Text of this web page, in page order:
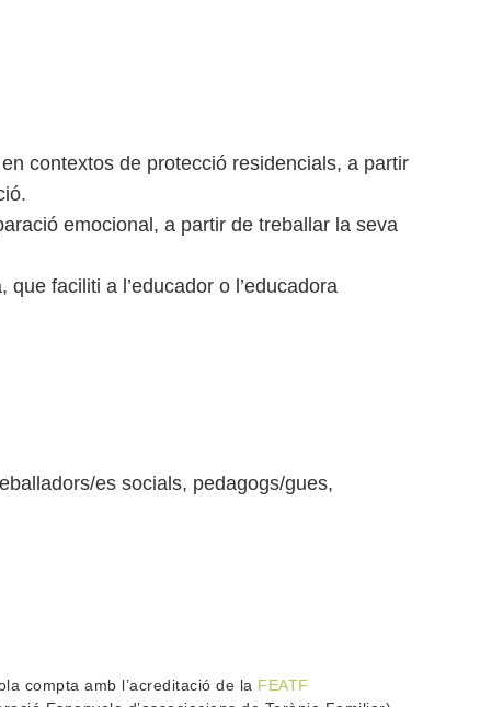
contextos de protecció residencials, a partir
emocional, a partir de treballar la seva
faciliti a l’educador o l’educadora
es socials, pedagogs/gues,
compta amb l’acreditació de la FEATF